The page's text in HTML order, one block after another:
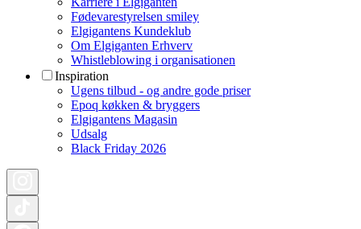
Fødevarestyrelsen smiley
Elgigantens Kundeklub
Om Elgiganten Erhverv
Whistleblowing i organisationen
Inspiration
Ugens tilbud - og andre gode priser
Epoq køkken & bryggers
Elgigantens Magasin
Udsalg
Black Friday 2026